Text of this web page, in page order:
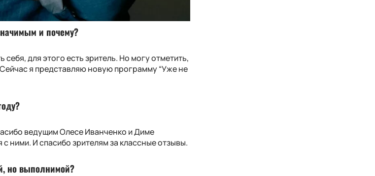
и почему?
для этого есть зритель. Но могу отметить,
я представляю новую программу “Уже не
ведущим Олесе Иванченко и Диме
ними. И спасибо зрителям за классные отзывы.
но выполнимой?